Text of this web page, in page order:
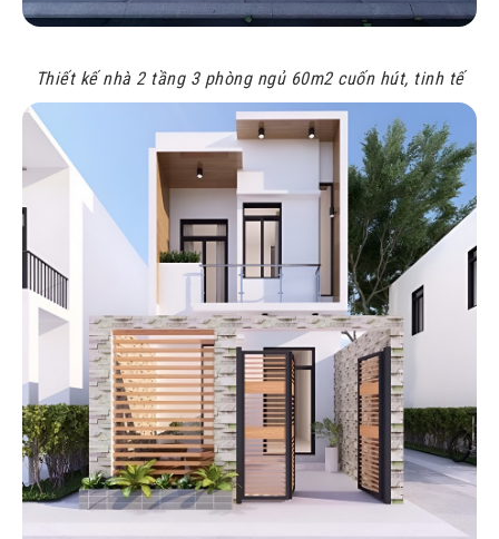
Thiết kế nhà 2 tầng 3 phòng ngủ 60m2 cuốn hút, tinh tế